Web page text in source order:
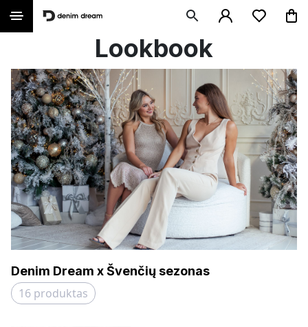
Lookbook
Denim Dream x Švenčių sezonas
16 produktas